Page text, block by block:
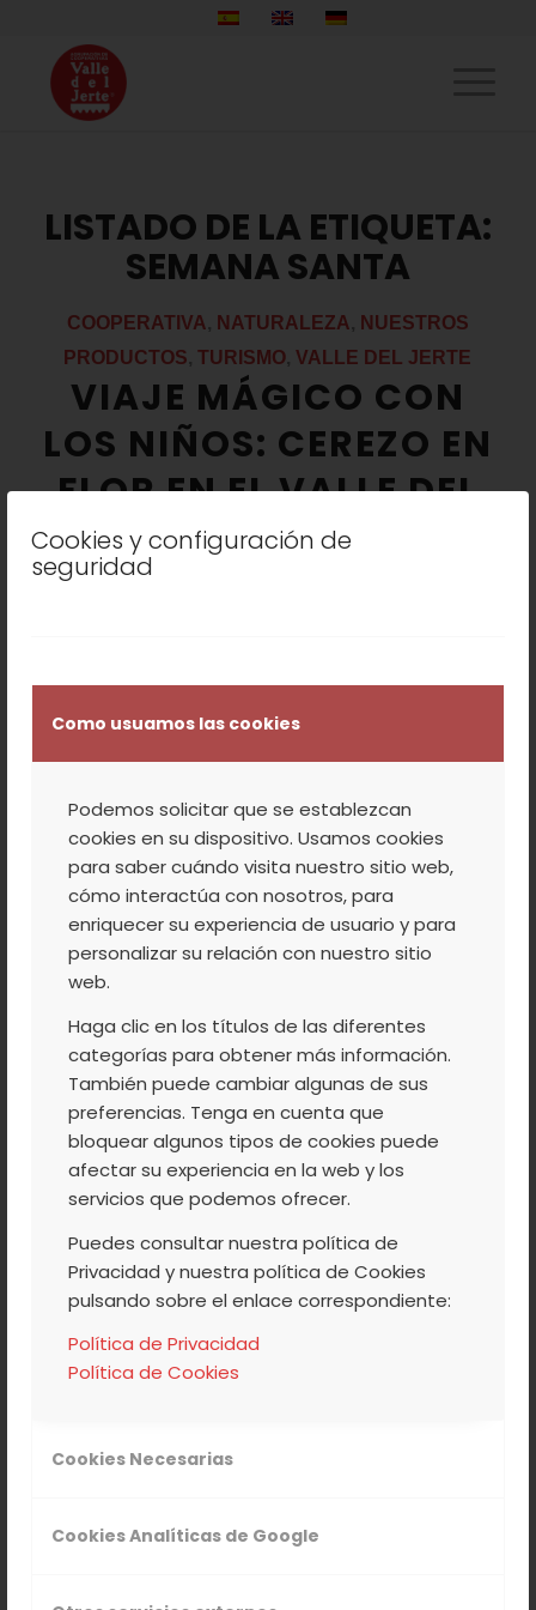
Cookies y configuración de
seguridad
Como usuamos las cookies
Podemos solicitar que se establezcan
cookies en su dispositivo. Usamos cookies
para saber cuándo visita nuestro sitio web,
cómo interactúa con nosotros, para
enriquecer su experiencia de usuario y para
personalizar su relación con nuestro sitio
web.
Haga clic en los títulos de las diferentes
categorías para obtener más información.
También puede cambiar algunas de sus
preferencias. Tenga en cuenta que
bloquear algunos tipos de cookies puede
afectar su experiencia en la web y los
servicios que podemos ofrecer.
Puedes consultar nuestra política de
Privacidad y nuestra política de Cookies
pulsando sobre el enlace correspondiente:
Política de Privacidad
Política de Cookies
Cookies Necesarias
Cookies Analíticas de Google
LISTADO DE LA ETIQUETA:
SEMANA SANTA
COOPERATIVA NATURALEZA
NUESTROS
PRODUCTOS ,TURISMO ,VALLE DEL JERTE
VIAJE MÁGICO CON
LOS NIÑOS: CEREZO EN
FLOR EN EL VALLE DEL
JERTE ¡DESCÚBRELO!
todos de la cueva en la que nos metemos
durante el invierno. Los días son más
Se acercan puentes y vacaciones y
empezamos buscar dónde podemos hacer
una escapada con amigos o familiares. A
ser posible, un lugar donde los niños y los
adultos podamos disfrutar a la vez.
Leer más
23 MARZO, 2017
/ 0 COMENTARIOS
/ POR
NATURALEZA,NUESTROS PRODUCTOS
TURISMO, VALLE DEL JERTE
PLANES PARA SEMANA
DEL JERTE
Para esta semana Santa os proponemos que vengáis a
espectáculo bellísimo que por lo menos tienes que ver